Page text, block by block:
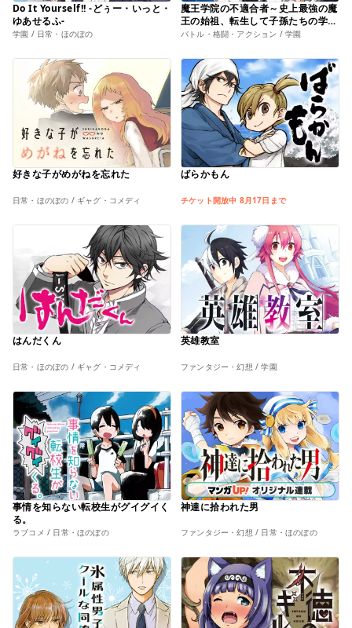
Do It Yourself!! -どぅー・いっと・
ゆあせるふ-
学園 / 日常・ほのぼの
魔王学院の不適合者～史上最強の魔
王の始祖、転生して子孫たちの学校
へ通う～
バトル・格闘・アクション / 学園
好きな子がめがねを忘れた
日常・ほのぼの / ギャグ・コメディ
ばらかもん
チケット開放中 8月17日まで
はんだくん
日常・ほのぼの / ギャグ・コメディ
英雄教室
ファンタジー・幻想 / 学園
事情を知らない転校生がグイグイく
る。
ラブコメ / 日常・ほのぼの
神達に拾われた男
ファンタジー・幻想 / 日常・ほのぼの